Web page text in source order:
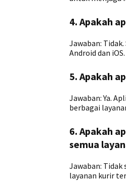
4. Apakah
Jawaban:
Android dan iOS.
5. Apakah
Jawaban: Ya.
berbagai
6. Apakah
semua
Jawaban: Tidak
layanan kurir